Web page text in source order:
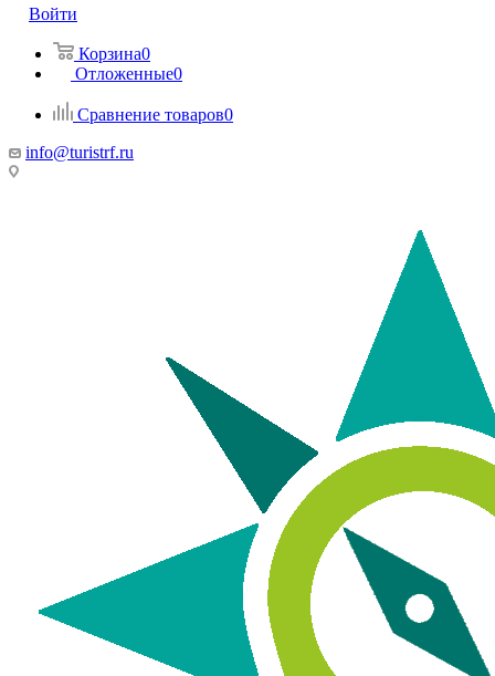
Войти
Корзина0
Отложенные0
Сравнение товаров0
info@turistrf.ru